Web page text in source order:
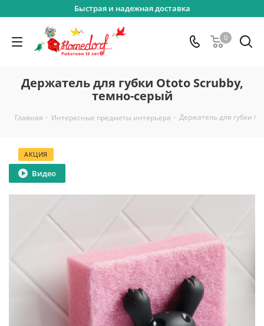
Быстрая и надежная доставка
0
Держатель для губки Ototo Scrubby,
темно-серый
Главная - Интересные предметы интерьера - Держатель для губки
АКЦИЯ
Видео